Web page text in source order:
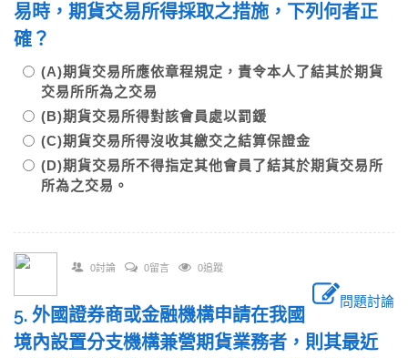
易時，期貨交易所得採取之措施，下列何者正
確？
(A)期貨交易所應依章程規定，責令本人了結其於期貨
交易所所為之交易
(B)期貨交易所得對該會員處以罰鍰
(C)期貨交易所得沒收其繳交之結算保證金
(D)期貨交易所不得指定其他會員了結其於期貨交易所
所為之交易。
0討論 0留言 0追蹤
問題討論
5. 外國證券商或金融機構申請在我國
境內設置分支機構兼營期貨業務者，則其最近